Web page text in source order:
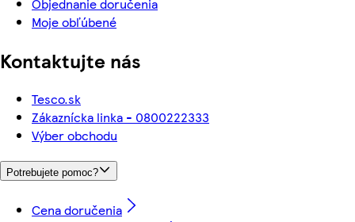
Objednanie doručenia
Moje obľúbené
Kontaktujte nás
Tesco.sk
Zákaznícka linka - 0800222333
Výber obchodu
Potrebujete pomoc?
Cena doručenia